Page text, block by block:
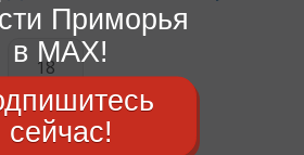
Приморья
в MAX!
сейчас!